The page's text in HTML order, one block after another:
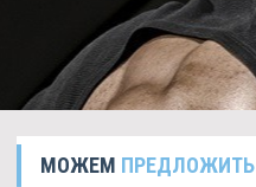
МОЖЕМ ПРЕДЛОЖИТЬ